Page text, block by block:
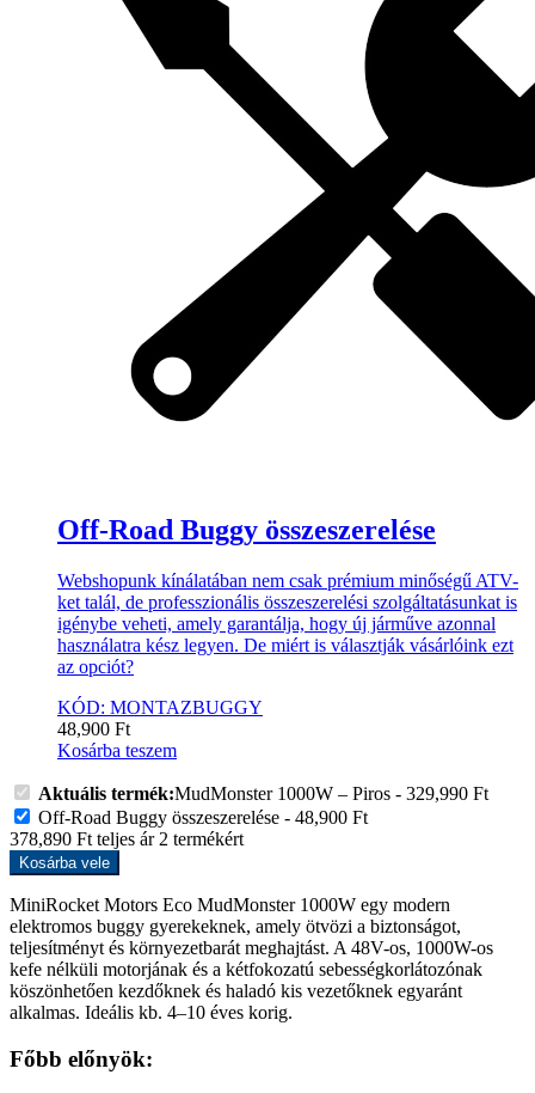
Off-Road Buggy összeszerelése
Webshopunk kínálatában nem csak prémium minőségű ATV-
ket talál, de professzionális összeszerelési szolgáltatásunkat is
igénybe veheti, amely garantálja, hogy új járműve azonnal
használatra kész legyen. De miért is választják vásárlóink ezt
az opciót?
KÓD: MONTAZBUGGY
48,900 Ft
Kosárba teszem
Aktuális termék:MudMonster 1000W – Piros - 329,990 Ft
Off-Road Buggy összeszerelése - 48,900 Ft
378,890 Ft teljes ár 2 termékért
Kosárba vele
MiniRocket Motors Eco MudMonster 1000W egy modern
elektromos buggy gyerekeknek, amely ötvözi a biztonságot,
teljesítményt és környezetbarát meghajtást. A 48V-os, 1000W-os
kefe nélküli motorjának és a kétfokozatú sebességkorlátozónak
köszönhetően kezdőknek és haladó kis vezetőknek egyaránt
alkalmas. Ideális kb. 4–10 éves korig.
Főbb előnyök: